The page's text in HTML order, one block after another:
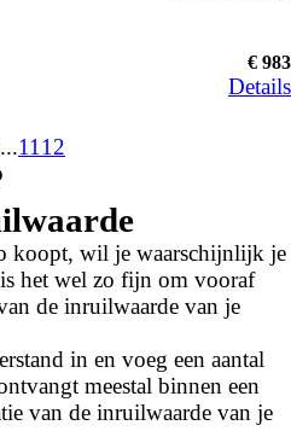
€ 983
Details
...1112
koopt, wil je waarschijnlijk je
het wel zo fijn om vooraf
de inruilwaarde van je
in en voeg een aantal
meestal binnen een
van de inruilwaarde van je